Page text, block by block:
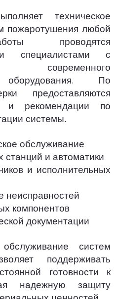
техническое
пожаротушения любой
проводятся
специалистами с
современного
оборудования. По
предоставляются
и рекомендации по
системы.
обслуживание
и автоматики
и исполнительных
неисправностей
компонентов
документации
систем
поддерживать
готовности к
надежную защиту